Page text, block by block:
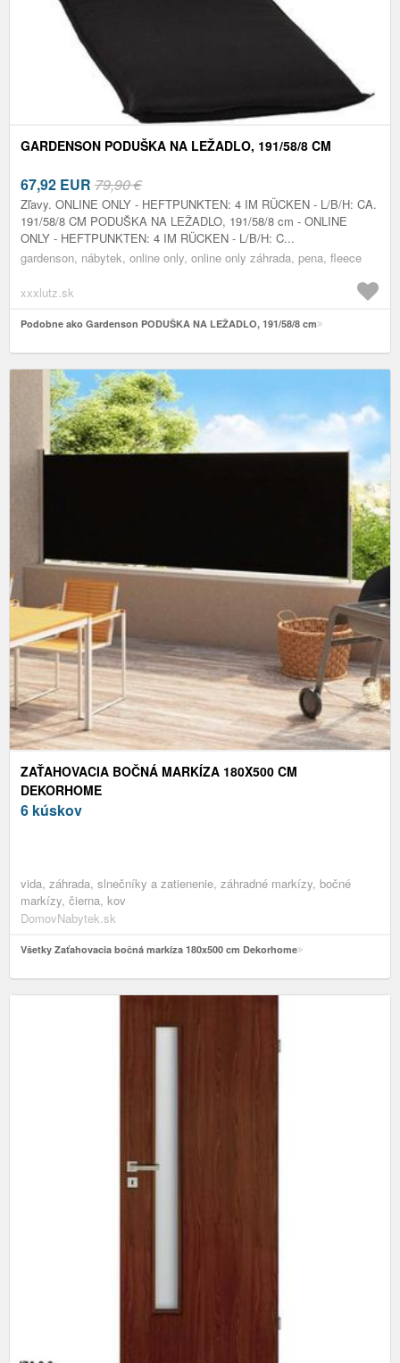
GARDENSON PODUŠKA NA LEŽADLO, 191/58/8 CM
67,92 EUR 79,90 €
Zľavy. ONLINE ONLY - HEFTPUNKTEN: 4 IM RÜCKEN - L/B/H: CA.
191/58/8 CM PODUŠKA NA LEŽADLO, 191/58/8 cm - ONLINE
ONLY - HEFTPUNKTEN: 4 IM RÜCKEN - L/B/H: C...
gardenson, nábytek, online only, online only záhrada, pena, fleece
xxxlutz.sk
Podobne ako Gardenson PODUŠKA NA LEŽADLO, 191/58/8 cm
ZAŤAHOVACIA BOČNÁ MARKÍZA 180X500 CM
DEKORHOME
6 kúskov
vida, záhrada, slnečníky a zatienenie, záhradné markízy, bočné
markízy, čierna, kov
DomovNabytek.sk
Všetky Zaťahovacia bočná markíza 180x500 cm Dekorhome